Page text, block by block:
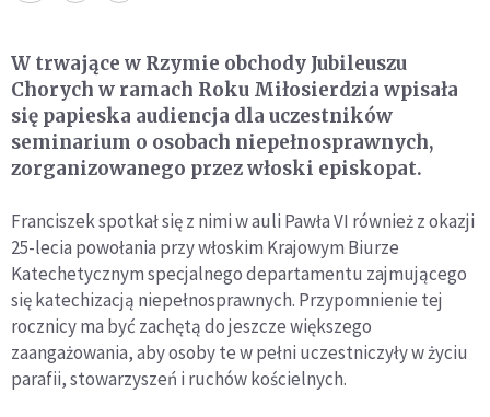
W trwające w Rzymie obchody Jubileuszu
Chorych w ramach Roku Miłosierdzia wpisała
się papieska audiencja dla uczestników
seminarium o osobach niepełnosprawnych,
zorganizowanego przez włoski episkopat.
Franciszek spotkał się z nimi w auli Pawła VI również z okazji
25-lecia powołania przy włoskim Krajowym Biurze
Katechetycznym specjalnego departamentu zajmującego
się katechizacją niepełnosprawnych. Przypomnienie tej
rocznicy ma być zachętą do jeszcze większego
zaangażowania, aby osoby te w pełni uczestniczyły w życiu
parafii, stowarzyszeń i ruchów kościelnych.